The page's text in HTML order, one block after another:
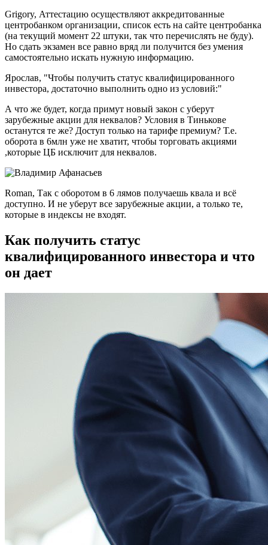
Grigory, Аттестацию осуществляют аккредитованные
центробанком организации, список есть на сайте центробанка
(на текущий момент 22 штуки, так что перечислять не буду).
Но сдать экзамен все равно вряд ли получится без умения
самостоятельно искать нужную информацию.
Ярослав, "Чтобы получить статус квалифицированного
инвестора, достаточно выполнить одно из условий:"
А что же будет, когда примут новый закон с уберут
зарубежные акции для неквалов? Условия в Тинькове
останутся те же? Доступ только на тарифе премиум? Т.е.
оборота в 6млн уже не хватит, чтобы торговать акциями
,которые ЦБ исключит для неквалов.
Roman, Так с оборотом в 6 лямов получаешь квала и всё
доступно. И не уберут все зарубежные акции, а только те,
которые в индексы не входят.
Как получить статус
квалифицированного инвестора и что
он дает